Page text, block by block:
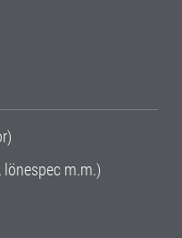
m.m.)